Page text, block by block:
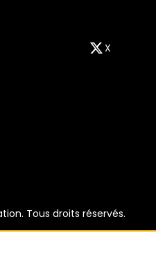
X
Tous droits réservés.
du Consentement :
permet d'adapter et de